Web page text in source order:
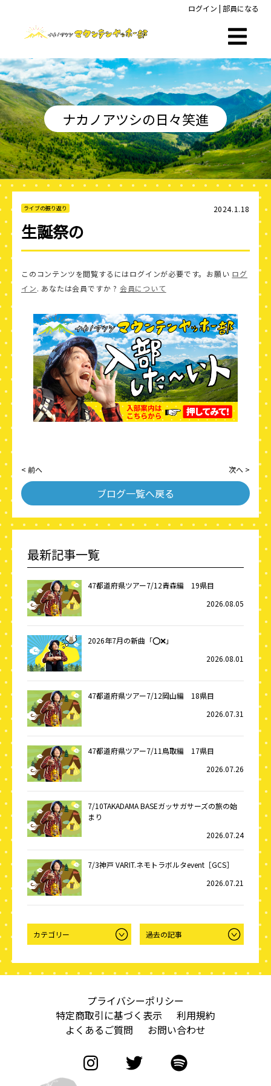
ログイン | 部員になる
ナカノアツシの日々笑進
ライブの振り返り 2024.1.18
生誕祭の
このコンテンツを閲覧するにはログインが必要です。お願い ログ
イン. あなたは会員ですか ? 会員について
< 前へ
ブログ一覧へ戻る
次へ >
最新記事一覧
47都道府県ツアー7/12青森編 19県目
2026.08.05
2026年7月の新曲「⭕️❌」
2026.08.01
47都道府県ツアー7/12岡山編 18県目
2026.07.31
47都道府県ツアー7/11鳥取編 17県目
2026.07.26
7/10TAKADAMA BASEガッサガサーズの旅の始
まり
2026.07.24
7/3神戸 VARIT.ネモトラボルタevent［GCS］
2026.07.21
プライバシーポリシー
特定商取引に基づく表示
利用規約
よくあるご質問
お問い合わせ